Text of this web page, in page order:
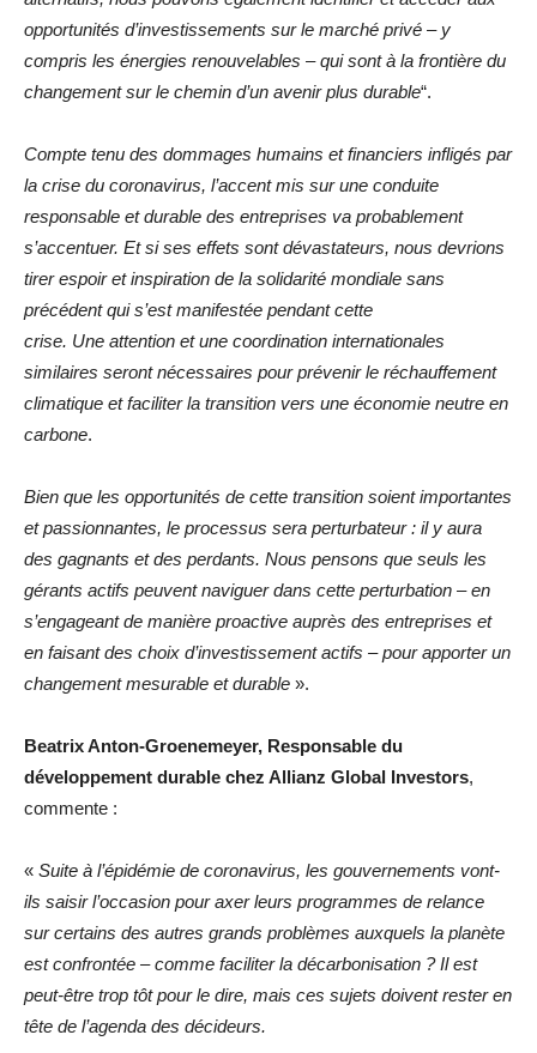
opportunités d’investissements sur le marché privé – y
compris les énergies renouvelables – qui sont à la frontière du
changement sur le chemin d’un avenir plus durable“.
Compte tenu des dommages humains et financiers infligés par
la crise du coronavirus, l’accent mis sur une conduite
responsable et durable des entreprises va probablement
s’accentuer. Et si ses effets sont dévastateurs, nous devrions
tirer espoir et inspiration de la solidarité mondiale sans
précédent qui s’est manifestée pendant cette
crise. Une attention et une coordination internationales
similaires seront nécessaires pour prévenir le réchauffement
climatique et faciliter la transition vers une économie neutre en
carbone.
Bien que les opportunités de cette transition soient importantes
et passionnantes, le processus sera perturbateur : il y aura
des gagnants et des perdants. Nous pensons que seuls les
gérants actifs peuvent naviguer dans cette perturbation – en
s’engageant de manière proactive auprès des entreprises et
en faisant des choix d’investissement actifs – pour apporter un
changement mesurable et durable ».
Beatrix Anton-Groenemeyer, Responsable du
développement durable chez Allianz Global Investors,
commente :
« Suite à l’épidémie de coronavirus, les gouvernements vont-
ils saisir l’occasion pour axer leurs programmes de relance
sur certains des autres grands problèmes auxquels la planète
est confrontée – comme faciliter la décarbonisation ? Il est
peut-être trop tôt pour le dire, mais ces sujets doivent rester en
tête de l’agenda des décideurs.